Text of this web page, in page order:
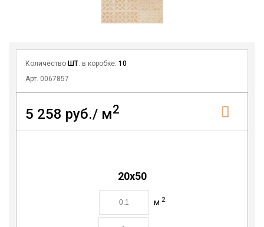
Количество ШТ . в коробке: 10
Арт. 0067857
5 258 руб./ м2
20x50
м 2